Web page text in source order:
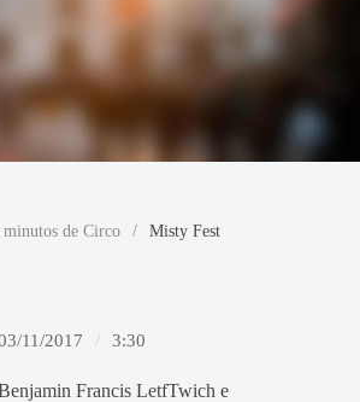
minutos de Circo / Misty Fest
11/2017 3:30
Francis LetfTwich e